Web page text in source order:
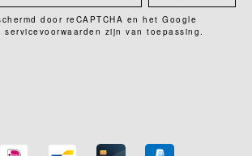
door reCAPTCHA en het Google
servicevoorwaarden zijn van toepassing.